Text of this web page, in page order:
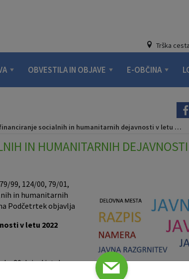
Trška
OBVESTILA IN OBJAVE E-OBČINA
socialnih in humanitarnih dejavnosti v letu 2022
IN HUMANITARNIH
99, 124/00, 79/01,
in humanitarnih
Podčetrtek objavlja
v letu 2022
30 dni od izteka
Odbora za